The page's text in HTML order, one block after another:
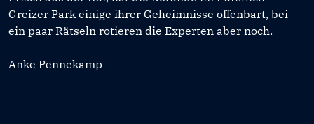
Greizer Park einige ihrer Geheimnisse offenbart, bei
ein paar Rätseln rotieren die Experten aber noch.
Anke Pennekamp